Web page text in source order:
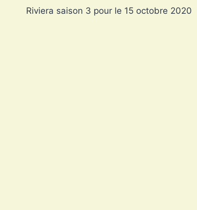
de
Riviera saison 3 pour le 15 octobre 2020